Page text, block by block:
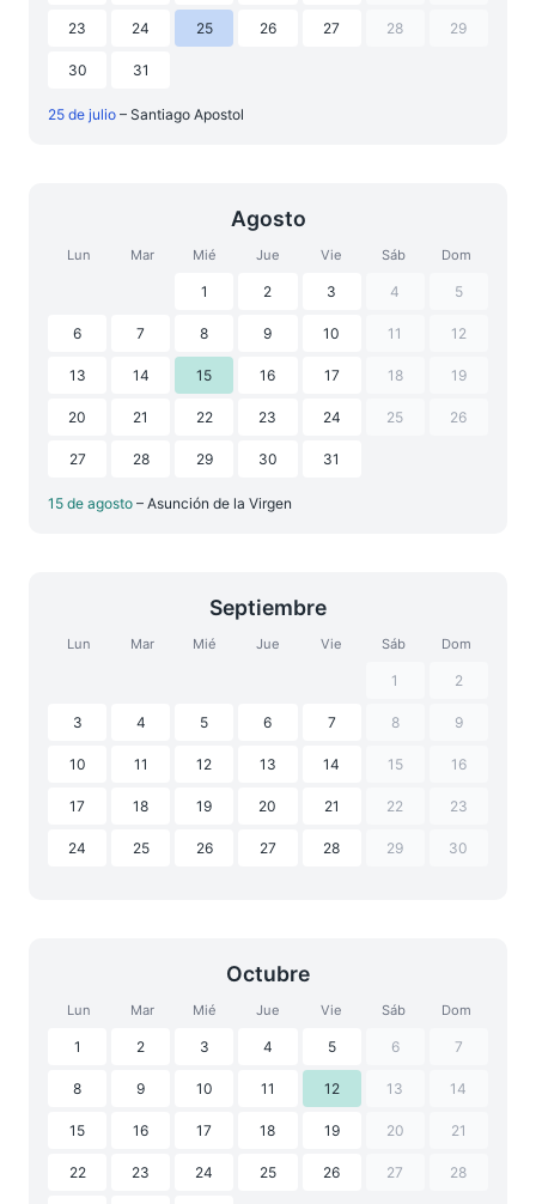
23 24 25 26 27 28 29
30 31
25 de julio – Santiago Apostol
Agosto
Lun Mar Mié Jue Vie Sáb Dom
1 2 3 4 5
6 7 8 9 10 11 12
13 14 15 16 17 18 19
20 21 22 23 24 25 26
27 28 29 30 31
15 de agosto – Asunción de la Virgen
Septiembre
Lun Mar Mié Jue Vie Sáb Dom
1 2
3 4 5 6 7 8 9
10 11 12 13 14 15 16
17 18 19 20 21 22 23
24 25 26 27 28 29 30
Octubre
Lun Mar Mié Jue Vie Sáb Dom
1 2 3 4 5 6 7
8 9 10 11 12 13 14
15 16 17 18 19 20 21
22 23 24 25 26 27 28